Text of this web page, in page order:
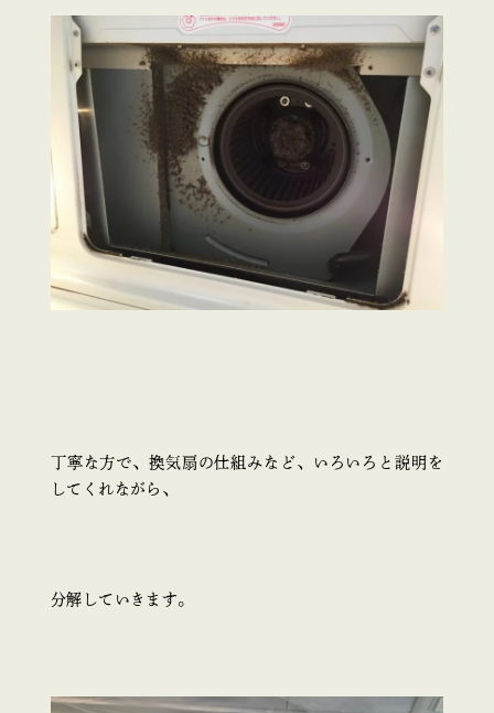
丁寧な方で、換気扇の仕組みなど、いろいろと説明を
してくれながら、
分解していきます。